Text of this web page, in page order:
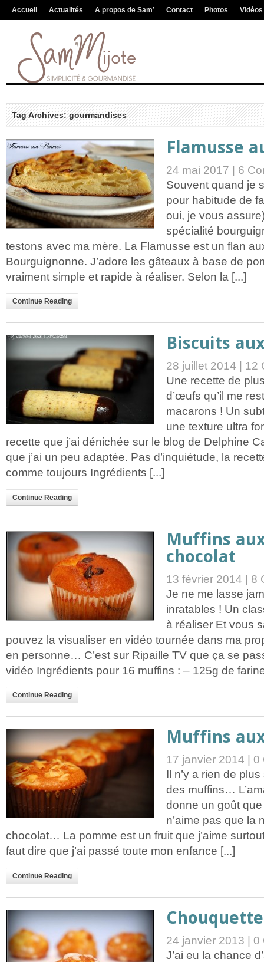
Accueil Actualités A propos de Sam’ Contact Photos Vidéos
Tag Archives: gourmandises
Flamusse
24 mai 2017 | 6
Souvent quand je
pour habitude de
oui, je vous
spécialité
testons avec ma mère. La Flamusse est un flan
Bourguignonne. J’adore les gâteaux à base de
vraiment simple et rapide à réaliser. Selon la [...]
Continue Reading
Biscuits
28 juillet 2014 | 12
Une recette de
d’œufs qu’il me
macarons ! Un
une texture ultra
recette que j’ai dénichée sur le blog de Delphine
que j’ai un peu adaptée. Pas d’inquiétude, la
comme toujours Ingrédients [...]
Continue Reading
Muffins
chocolat
13 février 2014 | 8
Je ne me lasse
inratables ! Un
à réaliser Et vous
pouvez la visualiser en vidéo tournée dans ma
en personne… C’est sur Ripaille TV que ça se
vidéo Ingrédients pour 16 muffins : – 125g de
Continue Reading
Muffins
17 janvier 2014 | 0
Il n’y a rien de
des muffins…
donne un goût
n’aime pas que la
chocolat… La pomme est un fruit que j’aime
faut dire que j’ai passé toute mon enfance [...]
Continue Reading
24 janvier 2013 | 0
J’ai eu la chance